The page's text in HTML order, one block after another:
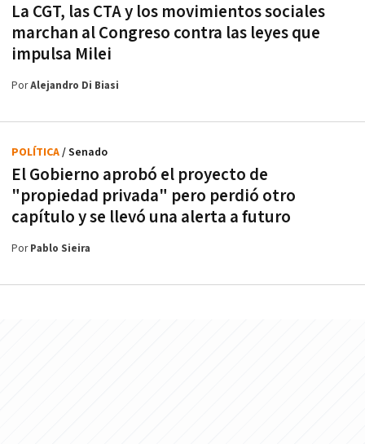
La CGT, las CTA y los movimientos sociales
marchan al Congreso contra las leyes que
impulsa Milei
PorAlejandro Di Biasi
El Gobierno aprobó el proyecto de
"propiedad privada" pero perdió otro
capítulo y se llevó una alerta a futuro
POLÍTICA/ Senado
PorPablo Sieira